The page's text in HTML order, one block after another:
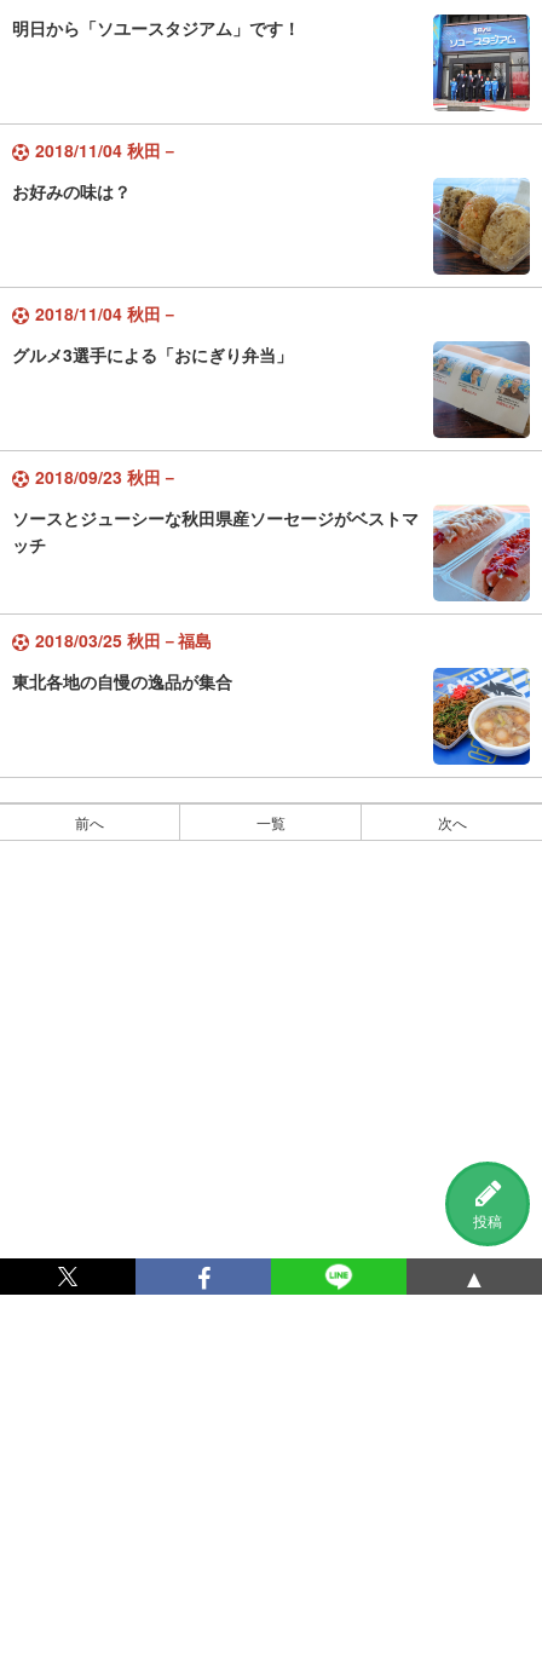
投稿
明日から「ソユースタジアム」です！
2018/11/04 秋田－
お好みの味は？
2018/11/04 秋田－
グルメ3選手による「おにぎり弁当」
2018/09/23 秋田－
ソースとジューシーな秋田県産ソーセージがベストマ
ッチ
2018/03/25 秋田－福島
東北各地の自慢の逸品が集合
前へ 一覧 次へ
▲